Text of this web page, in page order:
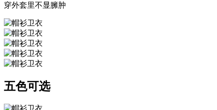
穿外套里不显臃肿
五色可选